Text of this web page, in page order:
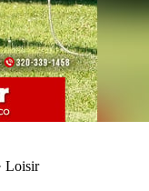
Loisir